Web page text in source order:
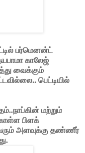
பர்மெனன்ட்
காலேஜ்
வைக்கும்
பெட்டியில்
மற்றும்
பிளக்
அளவுக்கு தண்ணீர்